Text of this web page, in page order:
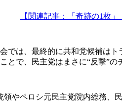
【関連記事：「奇跡の1枚
では、最終的に共和党候補は
とで、民主党はまさに“反撃”
やペロシ元民主党院内総務、